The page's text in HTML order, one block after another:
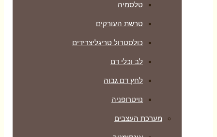
טלסמיה
טרשת העורקים
כולסטרול טריגליצרידים
לב וכלי דם
לחץ דם גבוה
נויטרופניה
מערכת העצבים